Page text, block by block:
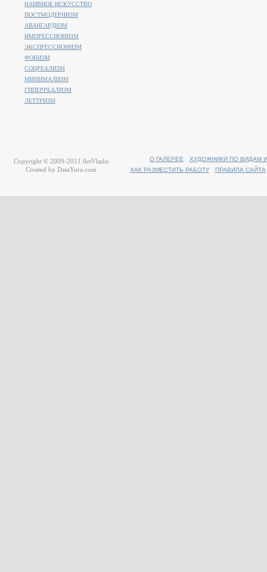
НАИВНОЕ ИСКУССТВО
ПОСТМОДЕРНИЗМ
АВАНГАРДИЗМ
ИМПРЕССИОНИЗМ
ЭКСПРЕССИОНИЗМ
ФОВИЗМ
СОЦРЕАЛИЗМ
МИНИМАЛИЗМ
ГИПЕРРЕАЛИЗМ
ЛЕТТРИЗМ
О ГАЛЕРЕЕ
ХУДОЖНИКИ ПО ВИДАМ
КАК РАЗМЕСТИТЬ РАБОТУ
ПРАВИЛА САЙТА
Copyright © 2009-2011 ArtVladis
Created by DataYura.com